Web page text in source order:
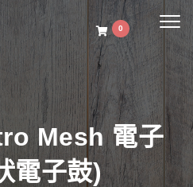
0
Mesh 電子
電子鼓)